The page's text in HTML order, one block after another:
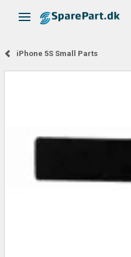
Skifte navigation
iPhone 5S Small Parts